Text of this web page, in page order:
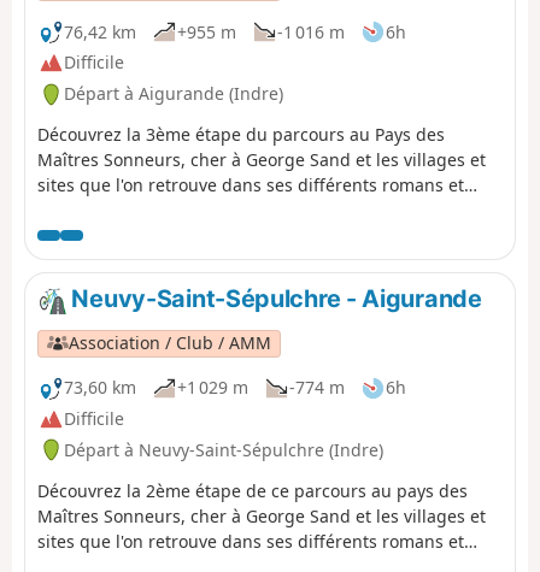
76,42 km
+955 m -1 016 m
6h
Difficile
Départ à Aigurande (Indre)
Découvrez la 3ème étape du parcours au Pays des
Maîtres Sonneurs, cher à George Sand et les villages et
sites que l'on retrouve dans ses différents romans et
Neuvy-Saint-Sépulchre - Aigurande
Association / Club / AMM
73,60 km
+1 029 m -774 m
6h
Difficile
Départ à Neuvy-Saint-Sépulchre (Indre)
Découvrez la 2ème étape de ce parcours au pays des
Maîtres Sonneurs, cher à George Sand et les villages et
sites que l'on retrouve dans ses différents romans et